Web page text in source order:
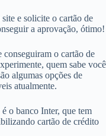
e solicite o cartão de
a aprovação, ótimo!
conseguiram o cartão de
quem sabe você
algumas opções de
atualmente.
o banco Inter, que tem
cartão de crédito